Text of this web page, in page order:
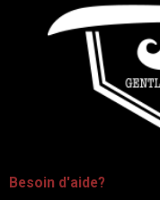
Besoin d'aide?